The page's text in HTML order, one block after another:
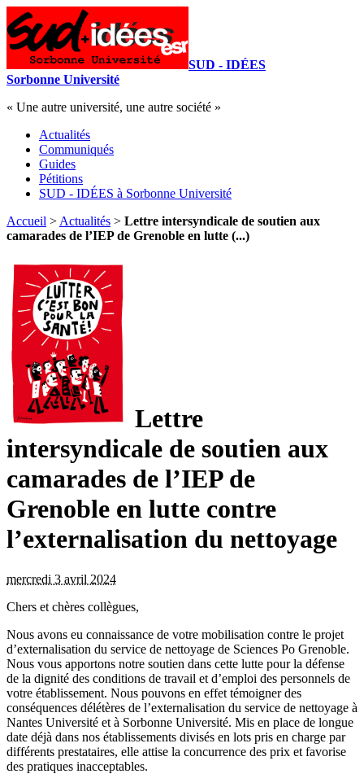
SUD - IDÉES
Sorbonne Université
« Une autre université, une autre société »
Actualités
Communiqués
Guides
Pétitions
SUD - IDÉES à Sorbonne Université
Accueil > Actualités > Lettre intersyndicale de soutien aux
camarades de l’IEP de Grenoble en lutte (...)
Lettre
intersyndicale de soutien aux
camarades de l’IEP de
Grenoble en lutte contre
l’externalisation du nettoyage
mercredi 3 avril 2024
Chers et chères collègues,
Nous avons eu connaissance de votre mobilisation contre le projet
d’externalisation du service de nettoyage de Sciences Po Grenoble.
Nous vous apportons notre soutien dans cette lutte pour la défense
de la dignité des conditions de travail et d’emploi des personnels de
votre établissement. Nous pouvons en effet témoigner des
conséquences délétères de l’externalisation du service de nettoyage à
Nantes Université et à Sorbonne Université. Mis en place de longue
date déjà dans nos établissements divisés en lots pris en charge par
différents prestataires, elle attise la concurrence des prix et favorise
des pratiques inacceptables.